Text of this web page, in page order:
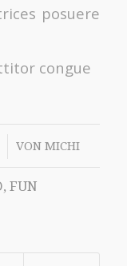
posuere
congue
VONMICHI
, FUN